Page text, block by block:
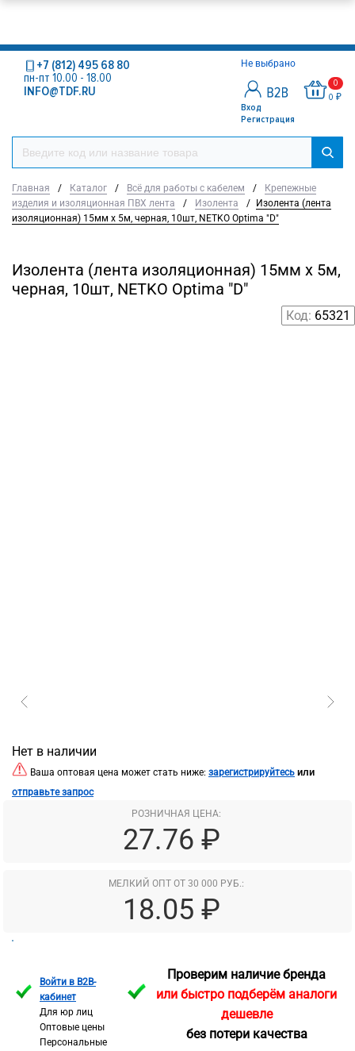
Не выбрано
Вход
Регистрация
0
0 ₽
+7 (812) 495 68 80
пн-пт 10.00 - 18.00
INFO@TDF.RU
Главная / Каталог / Всё для работы с кабелем /
Крепежные
изделия и изоляционная ПВХ лента
/ Изолента /
Изолента (лента
изоляционная) 15мм х 5м, черная, 10шт, NETKO Optima "D"
Изолента (лента изоляционная) 15мм х 5м,
черная, 10шт, NETKO Optima "D"
Код: 65321
Нет в наличии
Ваша оптовая цена может стать ниже: зарегистрируйтесь или
отправьте запрос
РОЗНИЧНАЯ ЦЕНА:
27.76 ₽
МЕЛКИЙ ОПТ ОТ 30 000 РУБ.:
18.05 ₽
Войти в B2B-
кабинет
Для юр лиц
Оптовые цены
Персональные
Проверим наличие бренда
или быстро подберём аналоги
дешевле
без потери качества